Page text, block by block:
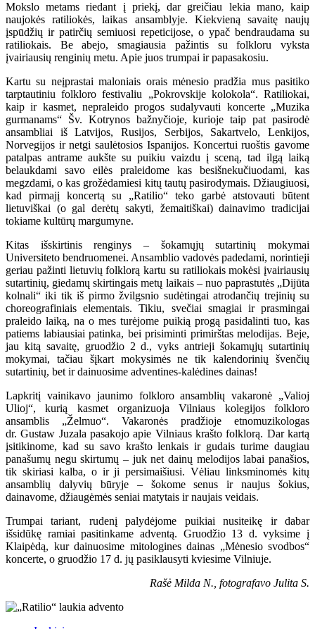
Mokslo metams riedant į priekį, dar greičiau lekia mano, kaip
naujokės ratiliokės, laikas ansamblyje. Kiekvieną savaitę naujų
įspūdžių ir patirčių semiuosi repeticijose, o ypač bendraudama su
ratiliokais. Be abejo, smagiausia pažintis su folkloru vyksta
įvairiausių renginių metu. Apie juos trumpai ir papasakosiu.
Kartu su neįprastai maloniais orais mėnesio pradžia mus pasitiko
tarptautiniu folkloro festivaliu „Pokrovskije kolokola“. Ratiliokai,
kaip ir kasmet, nepraleido progos sudalyvauti koncerte „Muzika
gurmanams“ Šv. Kotrynos bažnyčioje, kurioje taip pat pasirodė
ansambliai iš Latvijos, Rusijos, Serbijos, Sakartvelo, Lenkijos,
Norvegijos ir netgi saulėtosios Ispanijos. Koncertui ruoštis gavome
patalpas antrame aukšte su puikiu vaizdu į sceną, tad ilgą laiką
belaukdami savo eilės praleidome kas besišnekučiuodami, kas
megzdami, o kas grožėdamiesi kitų tautų pasirodymais. Džiaugiuosi,
kad pirmajį koncertą su „Ratilio“ teko garbė atstovauti būtent
lietuviškai (o gal derėtų sakyti, žemaitiškai) dainavimo tradicijai
tokiame kultūrų margumyne.
Kitas išskirtinis renginys – šokamųjų sutartinių mokymai
Universiteto bendruomenei. Ansamblio vadovės padedami, norintieji
geriau pažinti lietuvių folklorą kartu su ratiliokais mokėsi įvairiausių
sutartinių, giedamų skirtingais metų laikais – nuo paprastutės „Dijūta
kolnali“ iki tik iš pirmo žvilgsnio sudėtingai atrodančių trejinių su
choreografiniais elementais. Tikiu, svečiai smagiai ir prasmingai
praleido laiką, na o mes turėjome puikią progą pasidalinti tuo, kas
patiems labiausiai patinka, bei prisiminti primirštas melodijas. Beje,
jau kitą savaitę, gruodžio 2 d., vyks antrieji šokamųjų sutartinių
mokymai, tačiau šįkart mokysimės ne tik kalendorinių švenčių
sutartinių, bet ir dainuosime adventines-kalėdines dainas!
Lapkritį vainikavo jaunimo folkloro ansamblių vakaronė „Valioj
Ulioj“, kurią kasmet organizuoja Vilniaus kolegijos folkloro
ansamblis „Želmuo“. Vakaronės pradžioje etnomuzikologas
dr. Gustaw Juzala pasakojo apie Vilniaus krašto folklorą. Dar kartą
įsitikinome, kad su savo krašto lenkais ir gudais turime daugiau
panašumų negu skirtumų – juk net dainų melodijos labai panašios,
tik skiriasi kalba, o ir ji persimaišiusi. Vėliau linksminomės kitų
ansamblių dalyvių būryje – šokome senus ir naujus šokius,
dainavome, džiaugėmės seniai matytais ir naujais veidais.
Trumpai tariant, rudenį palydėjome puikiai nusiteikę ir dabar
išsidūkę ramiai pasitinkame adventą. Gruodžio 13 d. vyksime į
Klaipėdą, kur dainuosime mitologines dainas „Mėnesio svodbos“
koncerte, o gruodžio 17 d. jų pasiklausyti kviesime Vilniuje.
Rašė Milda N., fotografavo Julita S.